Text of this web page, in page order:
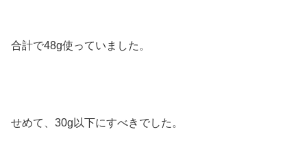
合計で48g使っていました。
せめて、30g以下にすべきでした。